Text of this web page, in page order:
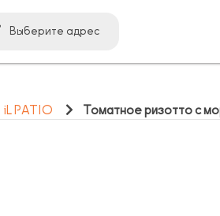
Выберите адрес
iL PATIO Томатное ризотто с